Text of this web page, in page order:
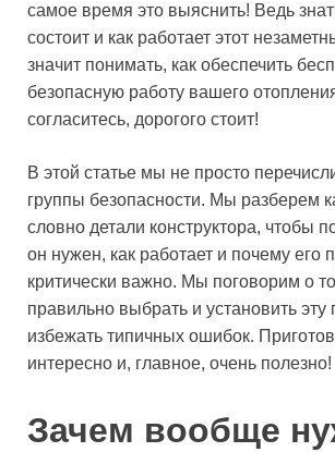
самое время это выяснить! Ведь
состоит и как работает этот
значит понимать, как обеспечить
безопасную работу вашего
согласитесь, дорогого стоит!
В этой статье мы не просто
группы безопасности. Мы разберем
словно детали конструктора, чтобы
он нужен, как работает и почему его
критически важно. Мы поговорим о
правильно выбрать и установить эту
избежать типичных ошибок.
интересно и, главное, очень полезно!
Зачем вообще